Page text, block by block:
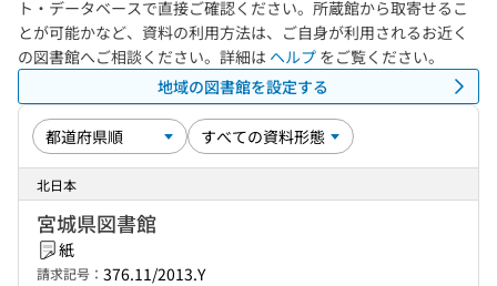
ト・データベースで直接ご確認ください。所蔵館から取寄せるこ
とが可能かなど、資料の利用方法は、ご自身が利用されるお近く
の図書館へご相談ください。詳細は ヘルプ をご覧ください。
地域の図書館を設定する
北日本
宮城県図書館
紙
請求記号： 376.11/2013.Y